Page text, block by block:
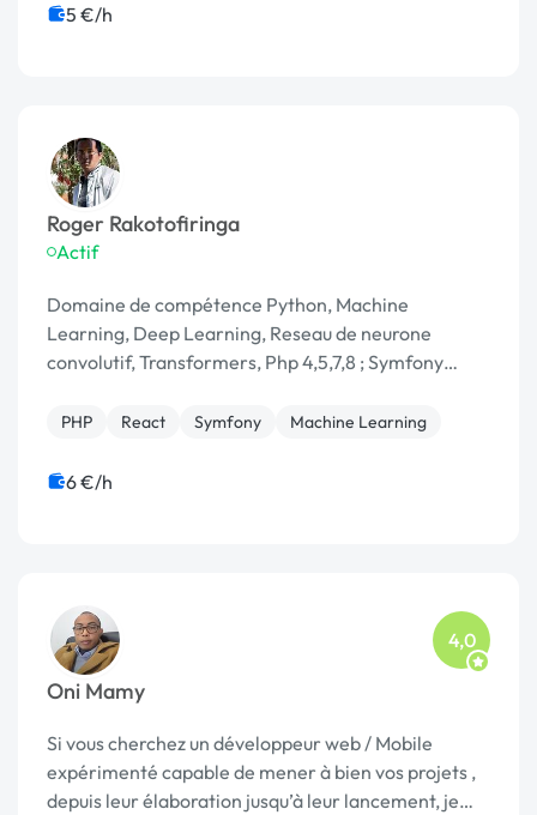
5 €/h
Roger Rakotofiringa
Actif
Domaine de compétence Python, Machine
Learning, Deep Learning, Reseau de neurone
convolutif, Transformers, Php 4,5,7,8 ; Symfony
Wordpress ; An
PHP React Symfony Machine Learning
6 €/h
Oni Mamy
4,0
Si vous cherchez un développeur web / Mobile
expérimenté capable de mener à bien vos projets ,
depuis leur élaboration jusqu’à leur lancement, je